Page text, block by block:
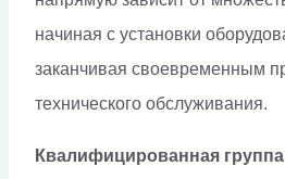
начиная с установки
заканчивая своевременным
технического обслуживания.
Квалифицированная